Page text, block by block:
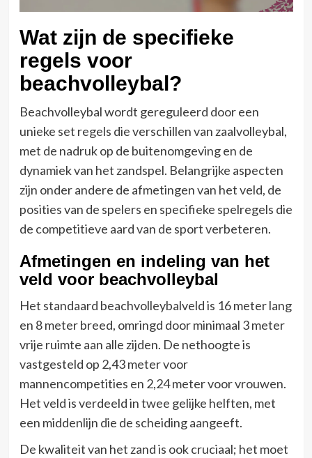
Wat zijn de specifieke
regels voor
beachvolleybal?
Beachvolleybal wordt gereguleerd door een
unieke set regels die verschillen van zaalvolleybal,
met de nadruk op de buitenomgeving en de
dynamiek van het zandspel. Belangrijke aspecten
zijn onder andere de afmetingen van het veld, de
posities van de spelers en specifieke spelregels die
de competitieve aard van de sport verbeteren.
Afmetingen en indeling van het
veld voor beachvolleybal
Het standaard beachvolleybalveld is 16 meter lang
en 8 meter breed, omringd door minimaal 3 meter
vrije ruimte aan alle zijden. De nethoogte is
vastgesteld op 2,43 meter voor
mannencompetities en 2,24 meter voor vrouwen.
Het veld is verdeeld in twee gelijke helften, met
een middenlijn die de scheiding aangeeft.
De kwaliteit van het zand is ook cruciaal; het moet